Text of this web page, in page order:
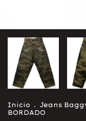
Inicio . Jeans
BORDADO